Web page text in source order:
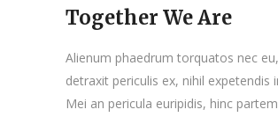
Together We Are
Alienum phaedrum torquatos nec
detraxit periculis ex, nihil expetendis
Mei an pericula euripidis, hinc